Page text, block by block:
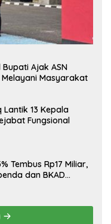
Ajak ASN
Masyarakat
Lantik 13 Kepala
Fungsional
Tembus Rp17 Miliar,
dan BKAD